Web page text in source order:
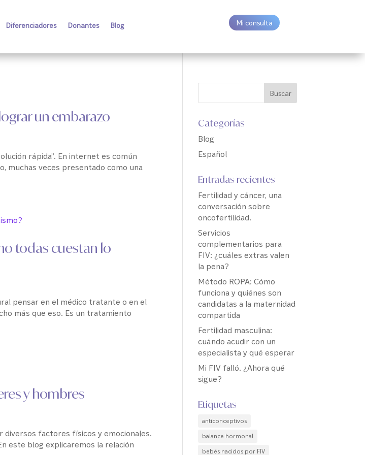
Diferenciadores Donantes Blog Mi consulta
un embarazo
rápida”. En internet es común
muchas veces presentado como una
todas cuestan lo
pensar en el médico tratante o en el
más que eso. Es un tratamiento
y hombres
diversos factores físicos y emocionales.
este blog explicaremos la relación
Categorías
Blog
Español
Entradas recientes
Fertilidad y cáncer, una
conversación sobre
oncofertilidad.
Servicios
complementarios para
FIV: ¿cuáles extras valen
la pena?
Método ROPA: Cómo
funciona y quiénes son
candidatas a la maternidad
compartida
Fertilidad masculina:
cuándo acudir con un
especialista y qué esperar
Mi FIV falló. ¿Ahora qué
sigue?
Etiquetas
anticonceptivos
balance hormonal
bebés nacidos por FIV